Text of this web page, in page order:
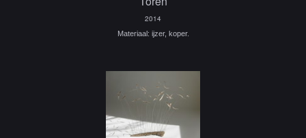
2014
Materiaal: ijzer, koper.